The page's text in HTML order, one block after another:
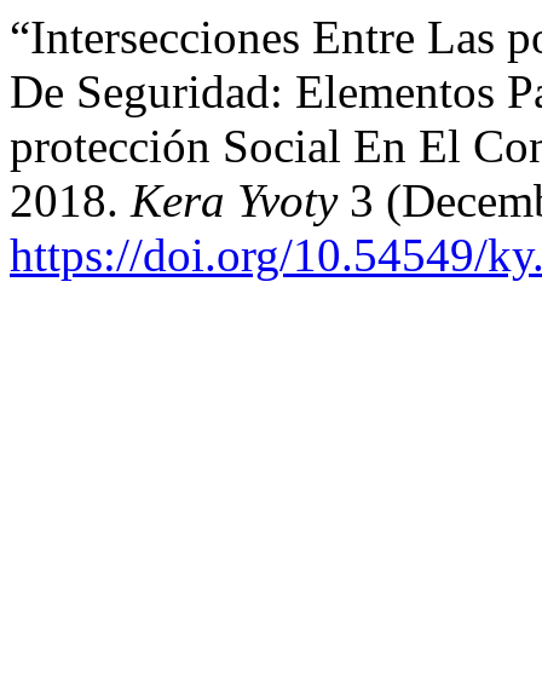
“Intersecciones Entre Las
De Seguridad: Elementos
protección Social En El
2018. Kera Yvoty3
https://doi.org/10.54549/